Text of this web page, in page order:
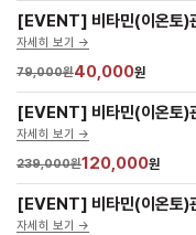
[EVENT] 비타민(이온토)
자세히 보기 ->
79,000원40,000원
[EVENT] 비타민(이온토)
자세히 보기 ->
239,000원120,000원
[EVENT] 비타민(이온토)
자세히 보기 ->